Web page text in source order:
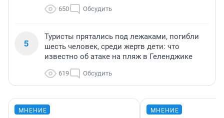
650 Обсудить
5
Туристы прятались под лежаками, погибли
шесть человек, среди жертв дети: что
известно об атаке на пляж в Геленджике
619 Обсудить
МНЕНИЕ МНЕНИЕ